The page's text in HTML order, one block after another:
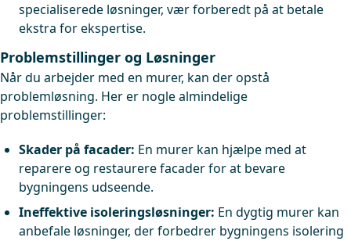
specialiserede løsninger, vær forberedt på at betale
ekstra for ekspertise.
Problemstillinger og Løsninger
Når du arbejder med en murer, kan der opstå
problemløsning. Her er nogle almindelige
problemstillinger:
Skader på facader: En murer kan hjælpe med at
reparere og restaurere facader for at bevare
bygningens udseende.
Ineffektive isoleringsløsninger: En dygtig murer kan
anbefale løsninger, der forbedrer bygningens isolering